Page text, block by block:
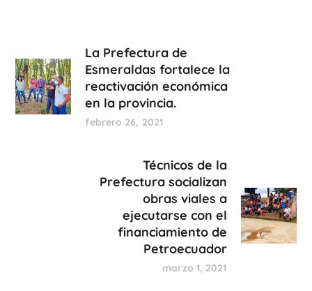
La Prefectura de
Esmeraldas fortalece la
reactivación económica
en la provincia.
febrero 26, 2021
Técnicos de la
Prefectura socializan
obras viales a
ejecutarse con el
financiamiento de
Petroecuador
marzo 1, 2021